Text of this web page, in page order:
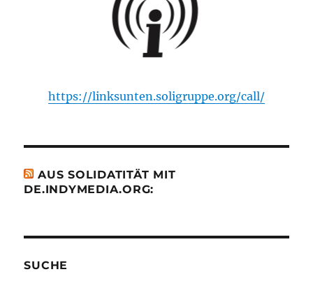
https://linksunten.soligruppe.org/call/
AUS SOLIDATITÄT MIT
DE.INDYMEDIA.ORG:
SUCHE